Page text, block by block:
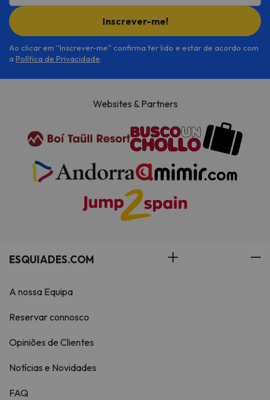
Inscrever-me!
Ao clicar em ''Inscrever-me'' confirma ter lido e estar de acordo com
a Política de Privacidade.
Websites & Partners
ESQUIADES.COM
A nossa Equipa
Reservar connosco
Opiniões de Clientes
Notícias e Novidades
FAQ